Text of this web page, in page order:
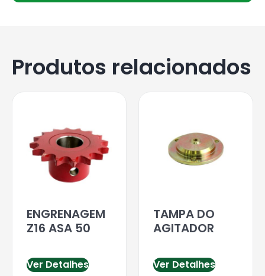
Produtos relacionados
ENGRENAGEM
Z16 ASA 50
Ver Detalhes
TAMPA DO
AGITADOR
Ver Detalhes